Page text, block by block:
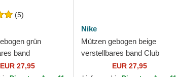
(5)
grün
band
Core Classic der
EUR 27,95
Nike
Mützen gebogen beige
verstellbares band Club
Unstructured Organic Cotton
EUR 27,95